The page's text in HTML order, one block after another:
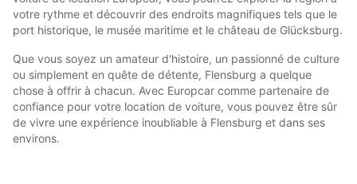
votre rythme et découvrir des endroits magnifiques tels que le
port historique, le musée maritime et le château de Glücksburg.
Que vous soyez un amateur d'histoire, un passionné de culture
ou simplement en quête de détente, Flensburg a quelque
chose à offrir à chacun. Avec Europcar comme partenaire de
confiance pour votre location de voiture, vous pouvez être sûr
de vivre une expérience inoubliable à Flensburg et dans ses
environs.